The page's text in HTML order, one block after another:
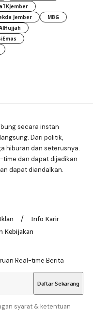
Jember
MBG
secara instan
Dari politik,
hiburan dan seterusnya.
time dan dapat dijadikan
dapat diandalkan.
Info Karir
Kebijakan
Real-time Berita
syarat & ketentuan